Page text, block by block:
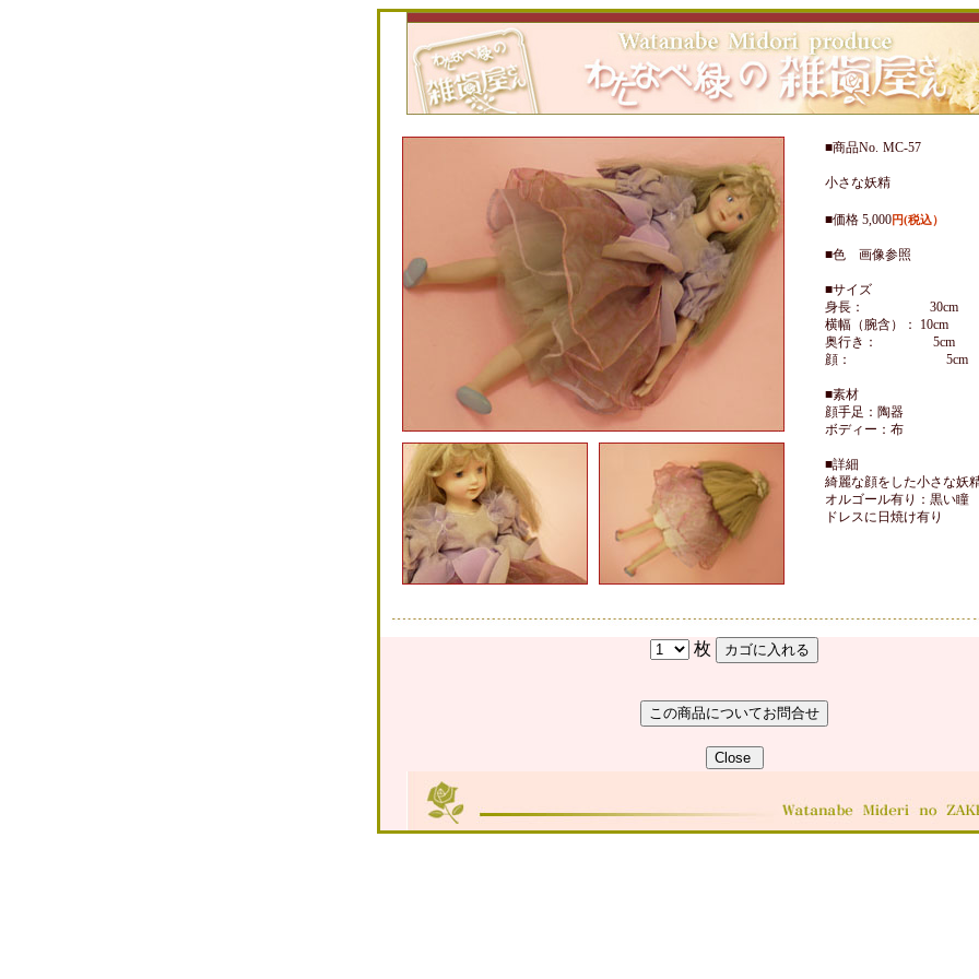
■商品No. MC-57
小さな妖精
■価格 5,000円(税込）
■色 画像参照
■サイズ
身長： 30cm
横幅（腕含）： 10cm
奥行き： 5cm
顔： 5cm
■素材
顔手足：陶器
ボディー：布
■詳細
綺麗な顔をした小さな妖
オルゴール有り：黒い瞳
ドレスに日焼け有り
枚